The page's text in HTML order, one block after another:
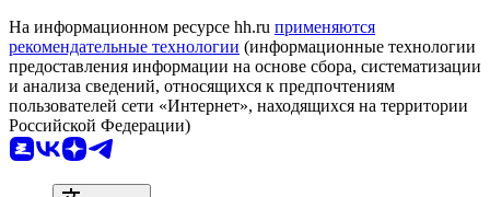
На информационном ресурсе hh.ru применяются
рекомендательные технологии (информационные технологии
предоставления информации на основе сбора, систематизации
и анализа сведений, относящихся к предпочтениям
пользователей сети «Интернет», находящихся на территории
Российской Федерации)